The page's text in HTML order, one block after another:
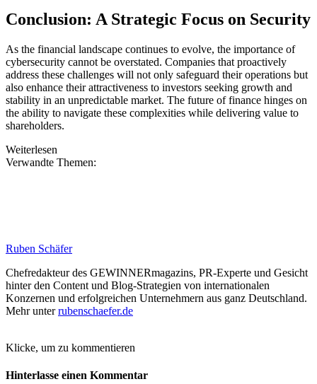
Conclusion: A Strategic Focus on Security
As the financial landscape continues to evolve, the importance of
cybersecurity cannot be overstated. Companies that proactively
address these challenges will not only safeguard their operations but
also enhance their attractiveness to investors seeking growth and
stability in an unpredictable market. The future of finance hinges on
the ability to navigate these complexities while delivering value to
shareholders.
Weiterlesen
Verwandte Themen:
Ruben Schäfer
Chefredakteur des GEWINNERmagazins, PR-Experte und Gesicht
hinter den Content und Blog-Strategien von internationalen
Konzernen und erfolgreichen Unternehmern aus ganz Deutschland.
Mehr unterrubenschaefer.de
Klicke, um zu kommentieren
Hinterlasse einen Kommentar